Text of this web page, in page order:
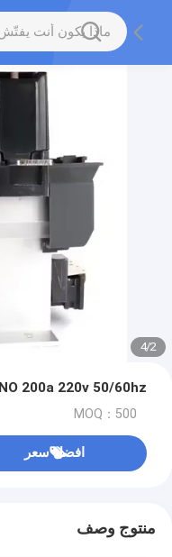
2
/
4
3NO 200a 220v 50/60hz
MOQ：500
افضل سعر
منتوج وصف